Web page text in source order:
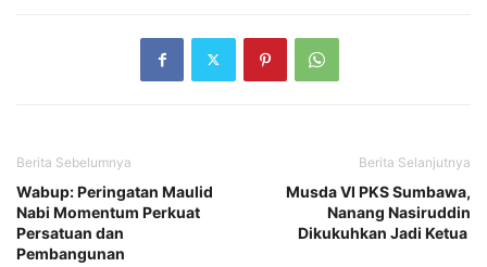
Berita Sebelumnya
Wabup: Peringatan Maulid
Nabi Momentum Perkuat
Persatuan dan
Pembangunan
Berita Selanjutnya
Musda VI PKS Sumbawa,
Nanang Nasiruddin
Dikukuhkan Jadi Ketua